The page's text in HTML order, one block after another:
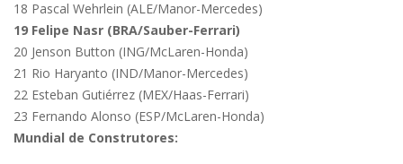
18 Pascal Wehrlein (ALE/Manor-Mercedes)
19 Felipe Nasr (BRA/Sauber-Ferrari)
20 Jenson Button (ING/McLaren-Honda)
21 Rio Haryanto (IND/Manor-Mercedes)
22 Esteban Gutiérrez (MEX/Haas-Ferrari)
23 Fernando Alonso (ESP/McLaren-Honda)
Mundial de Construtores: